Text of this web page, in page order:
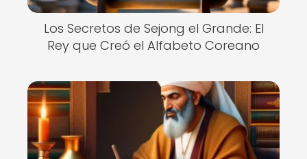
Los Secretos de Sejong el Grande: El
Rey que Creó el Alfabeto Coreano